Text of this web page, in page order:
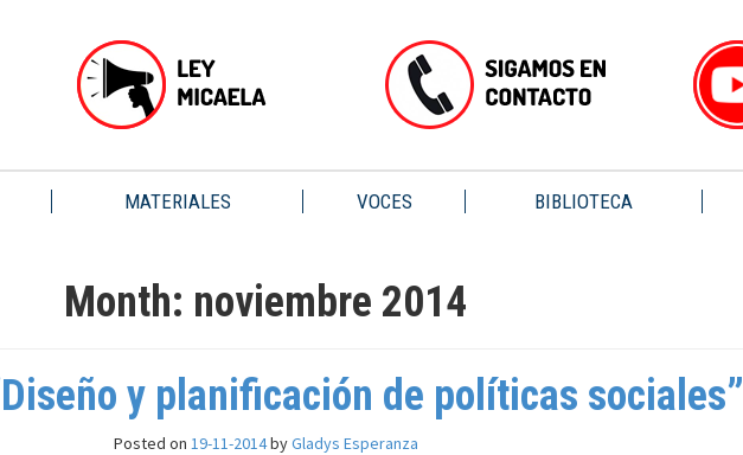
MATERIALES VOCES BIBLIOTECA
Month: noviembre 2014
y planificación de políticas sociales”
Posted on 19-11-2014byGladys Esperanza